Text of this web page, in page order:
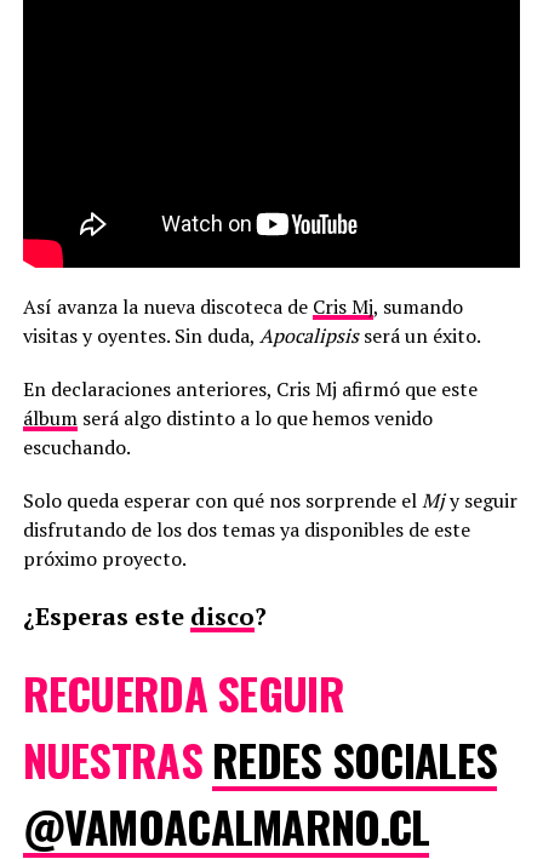
Así avanza la nueva discoteca de Cris Mj, sumando
visitas y oyentes. Sin duda, Apocalipsisserá un éxito.
En declaraciones anteriores, Cris Mj afirmó que este
álbumserá algo distinto a lo que hemos venido
escuchando.
Solo queda esperar con qué nos sorprende elMjy seguir
disfrutando de los dos temas ya disponibles de este
próximo proyecto.
¿Esperas este disco?
RECUERDA SEGUIR
NUESTRASREDES SOCIALES
@VAMOACALMARNO.CL